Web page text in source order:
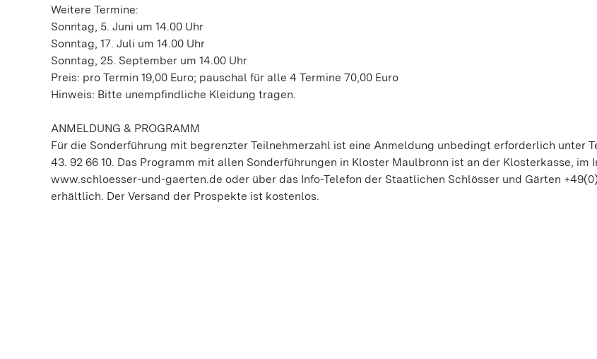
Weitere Termine:
Sonntag, 5. Juni um 14.00 Uhr
Sonntag, 17. Juli um 14.00 Uhr
Sonntag, 25. September um 14.00 Uhr
Preis: pro Termin 19,00 Euro; pauschal für alle 4 Termine 70,00 Euro
Hinweis: Bitte unempfindliche Kleidung tragen.
ANMELDUNG & PROGRAMM
Für die Sonderführung mit begrenzter Teilnehmerzahl ist eine Anmeldung unbedingt erforderlich unter
43. 92 66 10. Das Programm mit allen Sonderführungen in Kloster Maulbronn ist an der Klosterkasse, im
www.schloesser-und-gaerten.de oder über das Info-Telefon der Staatlichen Schlösser und Gärten
erhältlich. Der Versand der Prospekte ist kostenlos.